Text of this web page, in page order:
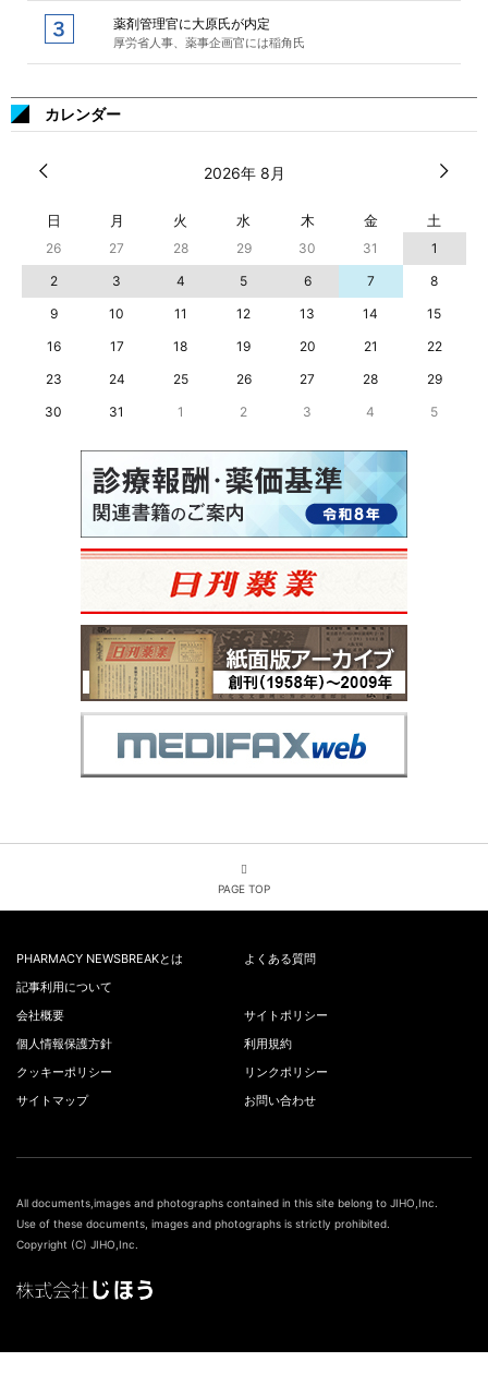
薬剤管理官に大原氏が内定
厚労省人事、薬事企画官には稲角氏
カレンダー
2026年 8月
日 月 火 水 木 金 土
26 27 28 29 30 31
1
2
3 4 5 6 7
8
9
10 11 12 13 14
15
16
17 18 19 20 21
22
23
24 25 26 27 28
29
30
31 1 2 3 4 5
PAGE TOP
PHARMACY NEWSBREAKとは
よくある質問
記事利用について
会社概要
サイトポリシー
個人情報保護方針
利用規約
クッキーポリシー
リンクポリシー
サイトマップ
お問い合わせ
All documents,images and photographs contained in this site belong to JIHO,Inc.
Use of these documents, images and photographs is strictly prohibited.
Copyright (C) JIHO,Inc.